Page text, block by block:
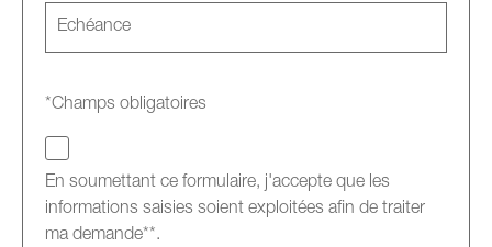
*Champs obligatoires
En soumettant ce formulaire, j'accepte que les
informations saisies soient exploitées afin de traiter
ma demande**.